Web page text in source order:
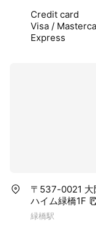
Credit card
Visa /
Express
〒537-0021 大
ハイム緑橋1F
緑橋駅